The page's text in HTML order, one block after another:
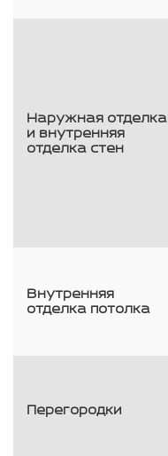
Наружная отделка
и внутренняя
отделка стен
Внутренняя
отделка потолка
Перегородки